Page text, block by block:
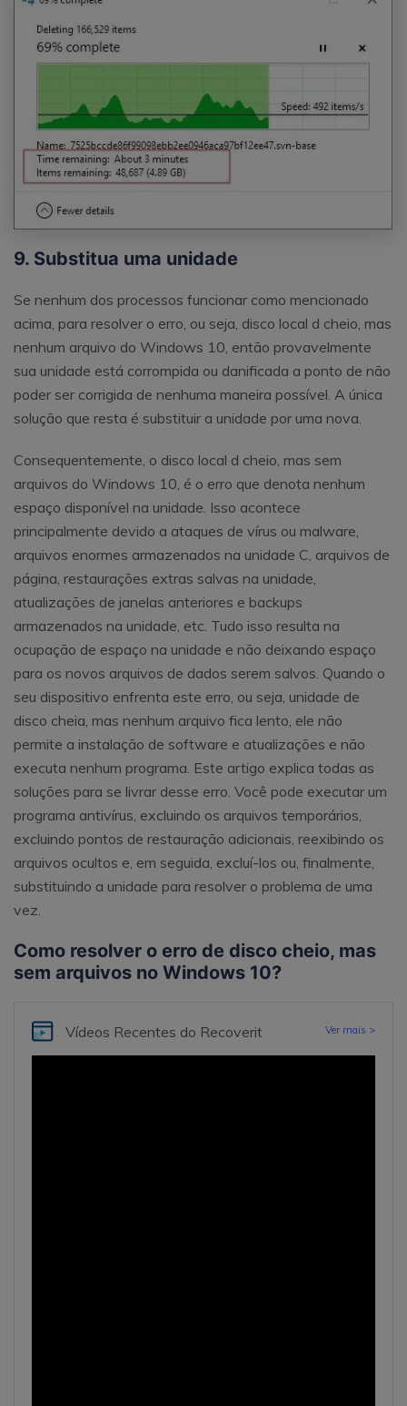
9. Substitua uma unidade
Se nenhum dos processos funcionar como mencionado
acima, para resolver o erro, ou seja, disco local d cheio, mas
nenhum arquivo do Windows 10, então provavelmente
sua unidade está corrompida ou danificada a ponto de não
poder ser corrigida de nenhuma maneira possível. A única
solução que resta é substituir a unidade por uma nova.
Consequentemente, o disco local d cheio, mas sem
arquivos do Windows 10, é o erro que denota nenhum
espaço disponível na unidade. Isso acontece
principalmente devido a ataques de vírus ou malware,
arquivos enormes armazenados na unidade C, arquivos de
página, restaurações extras salvas na unidade,
atualizações de janelas anteriores e backups
armazenados na unidade, etc. Tudo isso resulta na
ocupação de espaço na unidade e não deixando espaço
para os novos arquivos de dados serem salvos. Quando o
seu dispositivo enfrenta este erro, ou seja, unidade de
disco cheia, mas nenhum arquivo fica lento, ele não
permite a instalação de software e atualizações e não
executa nenhum programa. Este artigo explica todas as
soluções para se livrar desse erro. Você pode executar um
programa antivírus, excluindo os arquivos temporários,
excluindo pontos de restauração adicionais, reexibindo os
arquivos ocultos e, em seguida, excluí-los ou, finalmente,
substituindo a unidade para resolver o problema de uma
vez.
Como resolver o erro de disco cheio, mas
sem arquivos no Windows 10?
Vídeos Recentes do Recoverit Ver mais >